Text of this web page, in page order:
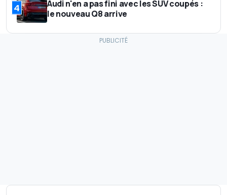
4
Audi n'en a pas fini avec les SUV coupés :
le nouveau Q8 arrive